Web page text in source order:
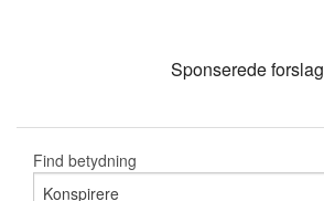
Sponserede forslag
Find betydning